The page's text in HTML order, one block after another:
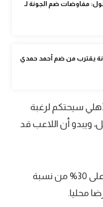
مفاوضات ضم الجونة لـ
يقترب من ضم أحمد حمدي
سيحتكم لرغبة
ويبدو أن اللاعب قد
وحصل الأهلي على بند يسمح له بالحصول على 30% من نسبة
محليا.